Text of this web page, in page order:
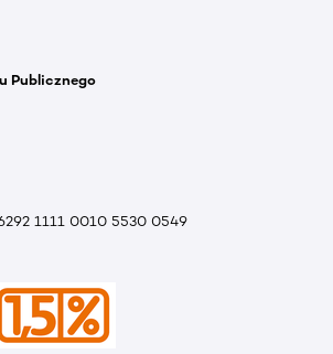
Publicznego
1111 0010 5530 0549